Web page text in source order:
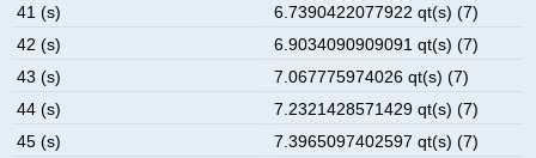
41 (s)
6.7390422077922 qt(s) (7)
42 (s)
6.9034090909091 qt(s) (7)
43 (s)
7.067775974026 qt(s) (7)
44 (s)
7.2321428571429 qt(s) (7)
45 (s)
7.3965097402597 qt(s) (7)